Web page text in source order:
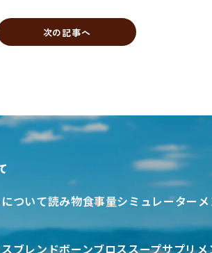
次の記事へ
ついて読み物食事量シミュレーター
ブレンドボーンブロススープサプリメ